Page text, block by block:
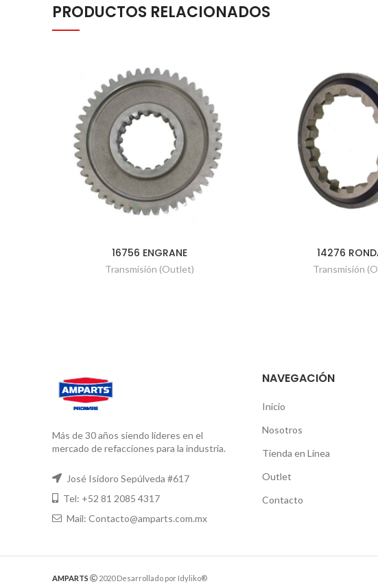
PRODUCTOS RELACIONADOS
16756 ENGRANE
Transmisión (Outlet)
14276
Transmisión
Más de 30 años siendo líderes en el
mercado de refacciones para la industria.
José Isidoro Sepúlveda #617
Tel: +52 81 2085 4317
Mail: Contacto@amparts.com.mx
NAVEGACIÓN
Inicio
Nosotros
Tienda en Línea
Outlet
Contacto
AMPARTS 2020 Desarrollado por Idyliko®